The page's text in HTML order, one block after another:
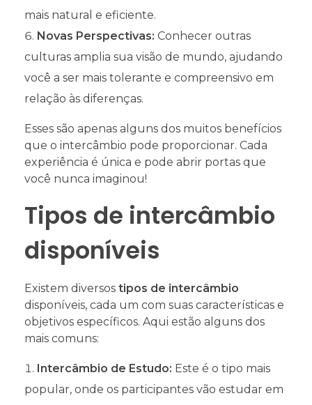
mais natural e eficiente.
Novas Perspectivas: Conhecer outras
culturas amplia sua visão de mundo, ajudando
você a ser mais tolerante e compreensivo em
relação às diferenças.
Esses são apenas alguns dos muitos benefícios
que o intercâmbio pode proporcionar. Cada
experiência é única e pode abrir portas que
você nunca imaginou!
Tipos de intercâmbio
disponíveis
Existem diversos tipos de intercâmbio
disponíveis, cada um com suas características e
objetivos específicos. Aqui estão alguns dos
mais comuns:
Intercâmbio de Estudo: Este é o tipo mais
popular, onde os participantes vão estudar em